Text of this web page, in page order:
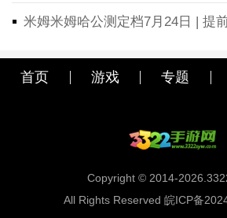
米姆米姆哈公测定档7月24日 | 提
首页 游戏 专题
Copyright © 2014-
All Rights Reserved 皖ICP备